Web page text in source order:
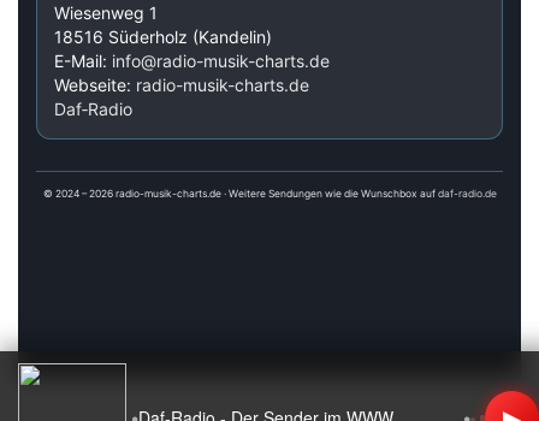
Wiesenweg 1
18516 Süderholz (Kandelin)
E-Mail: info@radio-musik-charts.de
Webseite: radio-musik-charts.de
Daf‑Radio
© 2024 – 2026 radio-musik-charts.de · Weitere Sendungen wie die Wunschbox auf daf-radio.de